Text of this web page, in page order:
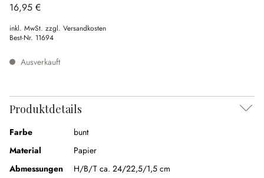
16,95 €
inkl. MwSt. zzgl. Versandkosten
Best-Nr. 11694
Ausverkauft
Produktdetails
Farbe
bunt
Material
Papier
Abmessungen
H/B/T ca. 24/22,5/1,5 cm